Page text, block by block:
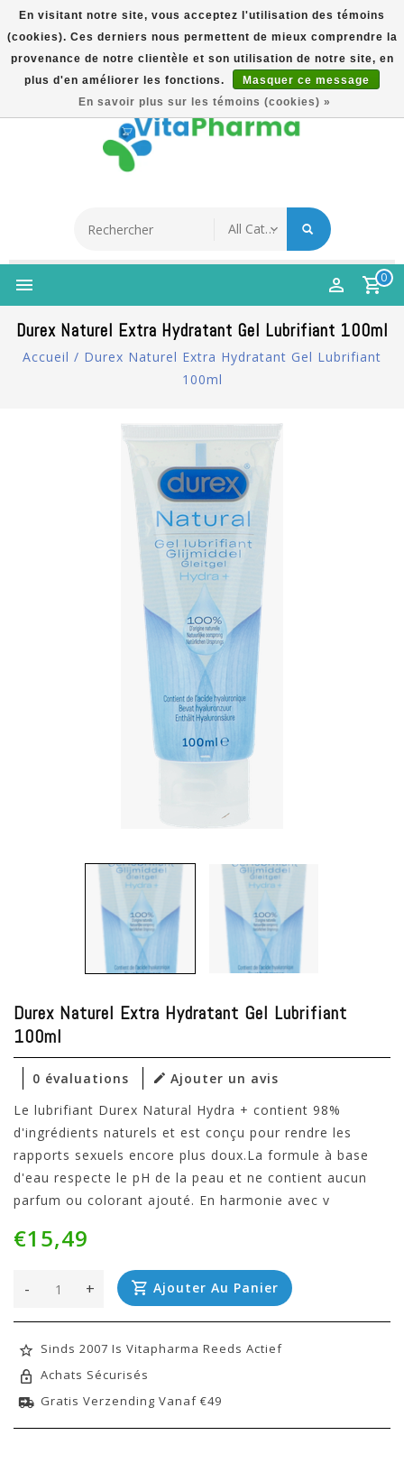
5% Korting Na Aanmelding Op Nieuwsbrief | Gratis
Verzending Vanaf €49 | Online Sinds 2007
Français
0
Durex Naturel Extra Hydratant Gel Lubrifiant 100ml
Accueil / Durex Naturel Extra Hydratant Gel Lubrifiant
100ml
Durex Naturel Extra Hydratant Gel Lubrifiant
100ml
0 évaluations
Ajouter un avis
Le lubrifiant Durex Natural Hydra + contient 98%
d'ingrédients naturels et est conçu pour rendre les
rapports sexuels encore plus doux.La formule à base
d'eau respecte le pH de la peau et ne contient aucun
parfum ou colorant ajouté. En harmonie avec v
€15,49
+
- Ajouter Au Panier
Sinds 2007 Is Vitapharma Reeds Actief
Achats Sécurisés
Gratis Verzending Vanaf €49
En visitant notre site, vous acceptez l'utilisation des témoins
(cookies). Ces derniers nous permettent de mieux comprendre la
provenance de notre clientèle et son utilisation de notre site, en
plus d'en améliorer les fonctions.
Masquer ce message
En savoir plus sur les témoins (cookies) »